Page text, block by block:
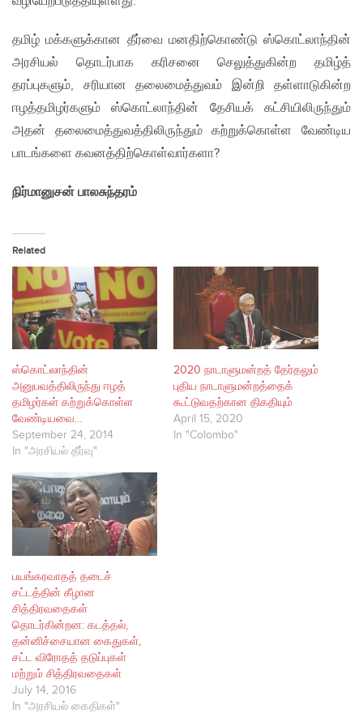
தமிழ் மக்களுக்கான தீர்வை மனதிற்கொண்டு ஸ்கொட்லாந்தின்
அரசியல் தொடர்பாக கரிசனை செலுத்துகின்ற தமிழ்த்
தரப்புகளும், சரியான தலைமைத்துவம் இன்றி தள்ளாடுகின்ற
ஈழத்தமிழர்களும் ஸ்கொட்லாந்தின் தேசியக் கட்சியிலிருந்தும்
அதன் தலைமைத்துவத்திலிருந்தும் கற்றுக்கொள்ள வேண்டிய
பாடங்களை கவனத்திற்கொள்வார்களா?
நிர்மானுசன் பாலசுந்தரம்
Related
ஸ்கொட்லாந்தின்
அனுபவத்திலிருந்து ஈழத்
தமிழர்கள் கற்றுக்கொள்ள
வேண்டியவை…
September 24, 2014
In "அரசியல் தீர்வு"
2020 நாடாளுமன்றத் தேர்தலும்
புதிய நாடாளுமன்றத்தைக்
கூட்டுவதற்கான திகதியும்
April 15, 2020
In "Colombo"
பயங்கரவாதத் தடைச்
சட்டத்தின் கீழான
சித்திரவதைகள்
தொடர்கின்றன: கடத்தல்,
தன்னிச்சையான கைதுகள்,
சட்ட விரோதத் தடுப்புகள்
மற்றும் சித்திரவதைகள்
July 14, 2016
In "அரசியல் கைதிகள்"